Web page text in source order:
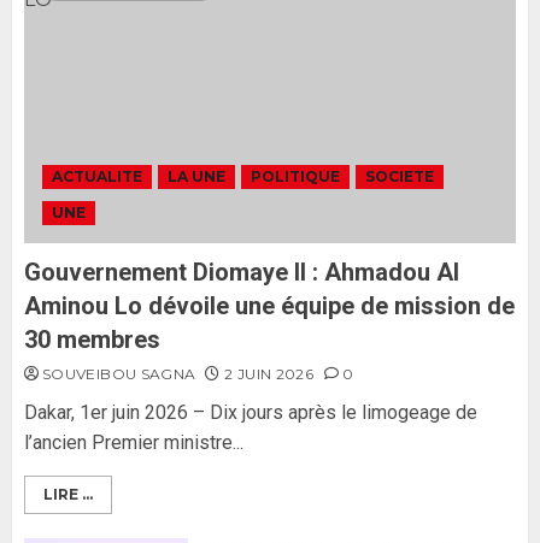
3
gouvernement : PASTEF pose
ACTUALITE LA UNE POLITIQUE
SOCIETE
UNE
Gouvernement Diomaye II : Ahmadou Al
Aminou Lo dévoile une équipe de mission de
30 membres
SOUVEIBOU SAGNA 2 JUIN 2026 0
Dakar, 1er juin 2026 – Dix jours après le limogeage de
l’ancien Premier ministre...
LIRE ...